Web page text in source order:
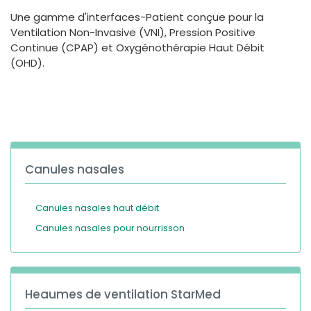
France
International English
Une gamme d'interfaces-Patient conçue pour la
Ventilation Non-Invasive (VNI), Pression Positive
Continue (CPAP) et Oxygénothérapie Haut Débit
(OHD).
Canules nasales
Canules nasales haut débit
Canules nasales pour nourrisson
Heaumes de ventilation StarMed